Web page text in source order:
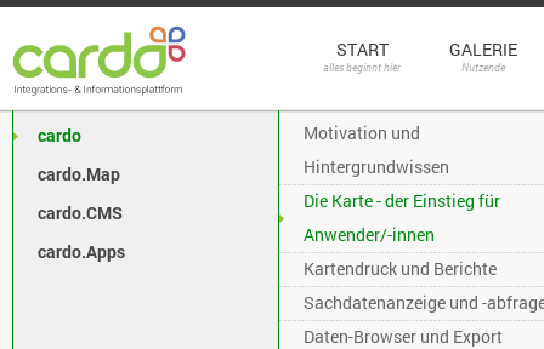
START
alles beginnt hier
GALERIE
Nutzende
cardo
cardo.Map
cardo.CMS
cardo.Apps
Motivation und
Hintergrundwissen
Die Karte - der Einstieg für
Anwender/-innen
Kartendruck und Berichte
Sachdatenanzeige und -
Daten-Browser und Export